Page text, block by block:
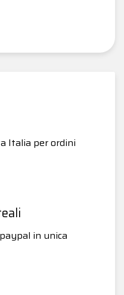
Italia per ordini
in unica